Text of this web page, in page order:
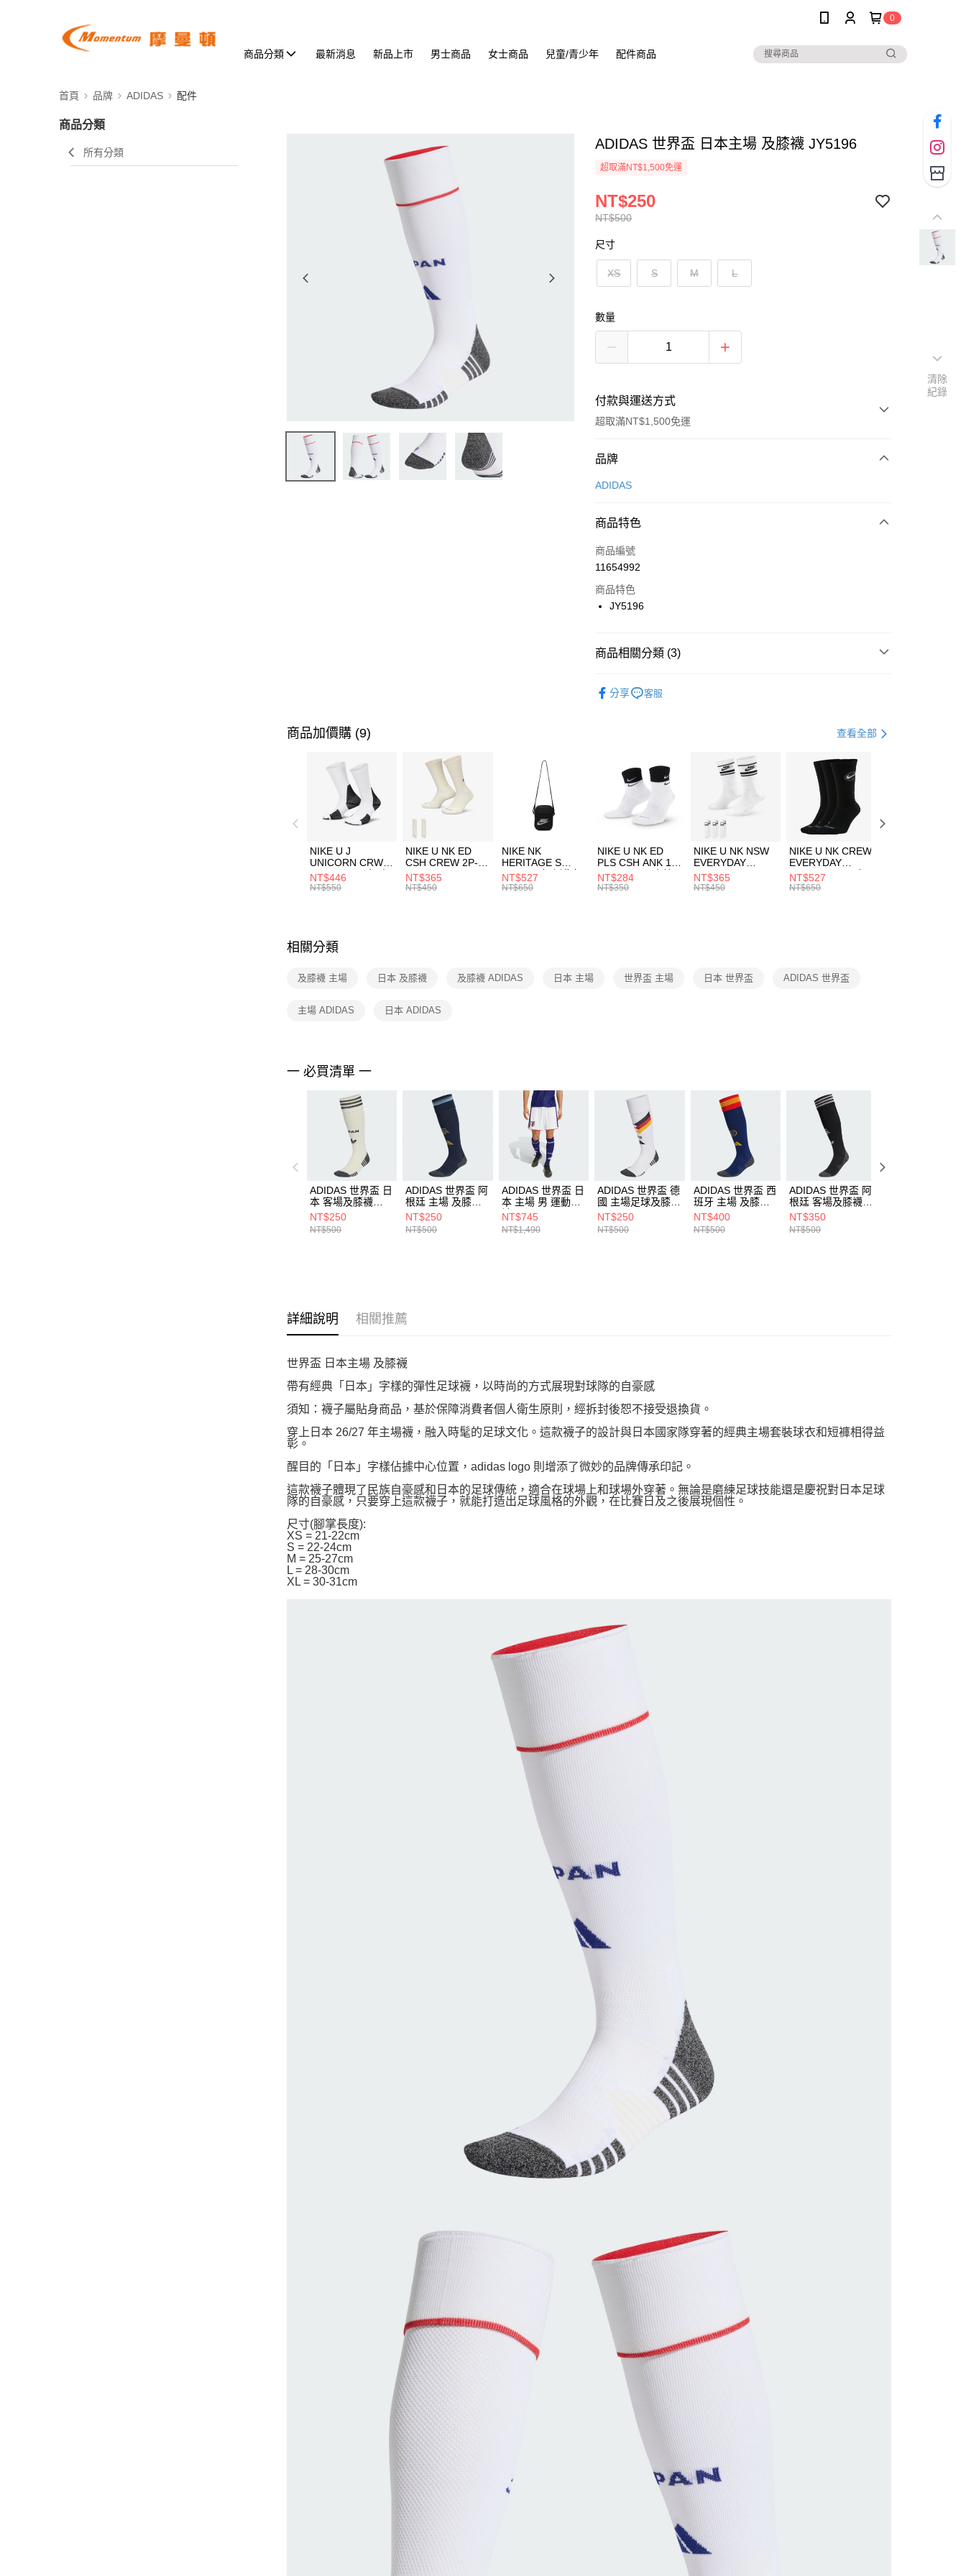
0
商品分類 最新消息 新品上市 男士商品 女士商品 兒童/青少年 配件商品
首頁 品牌 ADIDAS 配件
商品分類
所有分類
ADIDAS 世界盃 日本主場 及膝襪 JY5196
超取滿NT$1,500免運
NT$500
NT$250
尺寸
XS S M L
數量
付款與運送方式
超取滿NT$1,500免運
付款方式
信用卡一次付款
合作金庫商業銀行
華南商業銀行
上海商業儲蓄銀行
國泰世華商業銀行
聯邦商業銀行
台新國際商業銀行
LINE Pay
Apple Pay
【關於「AFTEE先享後付」】
３．安心：先確認商品／服務後，再付款。
【「AFTEE先享後付」結帳流程】
１．於結帳方式選擇「AFTEE先享後付」後，將跳轉至「AFTEE先享後
付」結帳頁面，進行簡訊認證並確認金額後，即可完成結帳。
２．訂單成立數日內，您將收到繳費通知簡訊。
３．收到繳費通知簡訊後14天內，點擊此簡訊中的連結，可透過四大超商
／ATM／網路銀行／等多元方式進行付款，方視為交易完成。
※ 請注意：結帳手續完成當下不需立刻繳費，但若您需要取消訂單，請聯
絡購買商品的店家。未經商家同意取消之訂單仍視為有效，需透過AFTEE
先享後付繳納相關費用。
交易，需依本服務之必要範圍內提供個人資料，並將交易相關給付款項請
結果請求用戶進行身份認證。
５．嚴禁一人註冊多個帳號或使用他人資訊註冊。若發現惡意使用之情
形，恩沛科技股份有限公司將有權停止該用戶之使用額度並採取法律行
每筆NT$100，滿NT$1,500(含以上)免運費
每筆NT$100，滿NT$1,500(含以上)免運費
付款後門市自取
每筆NT$100，滿NT$1,500(含以上)免運費
品牌
ADIDAS
商品特色
商品編號
11654992
商品特色
JY5196
商品相關分類 (3)
分享 客服
商品加價購 (9) 查看全部
NIKE U J
UNICORN CRW
1PR -160 男女 中
統襪 FZ3393100
NT$446
NT$550
NIKE U NK ED
CSH CREW 2P-
144 EMBRDY 男
女 短統襪
NT$365
NT$450
NIKE NK
HERITAGE S
SMIT 男女 側背包
BA5871010
NT$527
NT$650
NIKE U NK ED
PLS CSH ANK 1P
144 DBL 男 中統
襪 DH4058104
NT$284
NT$350
NIKE U NK NSW
EVERYDAY
ESSENTIAL CR
男女 短統襪
NT$365
NT$450
NIKE U NK CREW
EVERYDAY
BBALL 3PR 男女
長統襪
NT$527
NT$650
相關分類
及膝襪 主場 日本 及膝襪 及膝襪 ADIDAS 日本 主場 世界盃 主場 日本 世界盃 ADIDAS 世界盃
主場 ADIDAS 日本 ADIDAS
一 必買清單 一
ADIDAS 世界盃 日
本 客場及膝襪
JN1920
NT$250
NT$500
ADIDAS 世界盃 阿
根廷 主場 及膝襪
JM8891
NT$250
NT$500
ADIDAS 世界盃 日
本 主場 男 運動短
褲 JN1868
NT$745
NT$1,490
ADIDAS 世界盃 德
國 主場足球及膝襪
JN2079
NT$250
NT$500
ADIDAS 世界盃 西
班牙 主場 及膝襪
JM3842
NT$400
NT$500
ADIDAS 世界盃 阿
根廷 客場及膝襪
JM8890
NT$350
NT$500
詳細說明 相關推薦
世界盃 日本主場 及膝襪
帶有經典「日本」字樣的彈性足球襪，以時尚的方式展現對球隊的自豪感
須知：襪子屬貼身商品，基於保障消費者個人衛生原則，經拆封後恕不接受退換貨。
穿上日本 26/27 年主場襪，融入時髦的足球文化。這款襪子的設計與日本國家隊穿著的經典主場套裝球衣和短褲相得益
彰。
醒目的「日本」字樣佔據中心位置，adidas logo 則增添了微妙的品牌傳承印記。
這款襪子體現了民族自豪感和日本的足球傳統，適合在球場上和球場外穿著。無論是磨練足球技能還是慶祝對日本足球
隊的自豪感，只要穿上這款襪子，就能打造出足球風格的外觀，在比賽日及之後展現個性。
尺寸(腳掌長度):
XS = 21-22cm
S = 22-24cm
M = 25-27cm
L = 28-30cm
XL = 30-31cm
清除
紀錄